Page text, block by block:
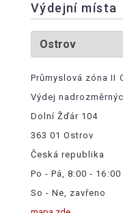
Výdejní místa
Průmyslová zóna II
Výdej
Dolní Žďár 104
363 01 Ostrov
Česká republika
Po - Pá, 8:00 - 16:00
So - Ne, zavřeno